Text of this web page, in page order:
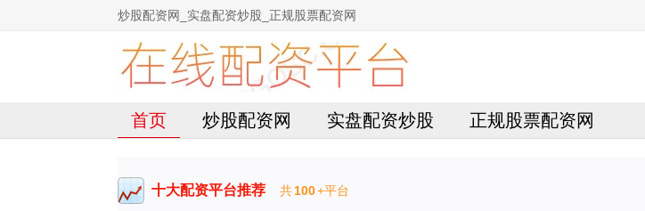
炒股配资网_实盘配资炒股_正规股票配资网
首页 炒股配资网 实盘配资炒股 正规股票配资网
十大配资平台推荐 共100+平台